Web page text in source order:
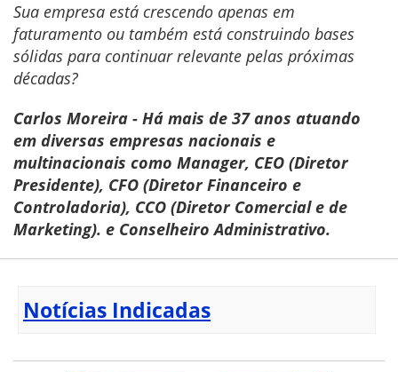
Sua empresa está crescendo apenas em
faturamento ou também está construindo bases
sólidas para continuar relevante pelas próximas
décadas?
Carlos Moreira - Há mais de 37 anos atuando
em diversas empresas nacionais e
multinacionais como Manager, CEO (Diretor
Presidente), CFO (Diretor Financeiro e
Controladoria), CCO (Diretor Comercial e de
Marketing). e Conselheiro Administrativo.
Notícias Indicadas